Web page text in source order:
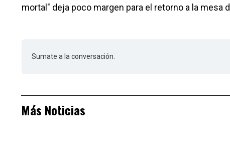
mortal" deja poco margen para el retorno a la mesa
Sumate a la conversación.
Más Noticias